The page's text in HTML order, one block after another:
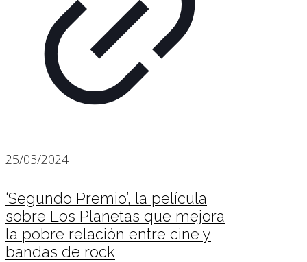
25/03/2024
‘Segundo Premio’, la película
sobre Los Planetas que mejora
la pobre relación entre cine y
bandas de rock